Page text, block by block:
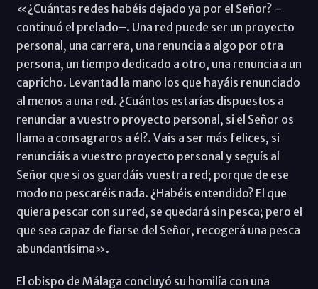
«¿Cuántas redes habéis dejado ya por el Señor? –
continuó el prelado–. Una red puede ser un proyecto
personal, una carrera, una renuncia a algo por otra
persona, un tiempo dedicado a otro, una renuncia a un
capricho. Levantad la mano los que hayáis renunciado
al menos a una red. ¿Cuántos estarías dispuestos a
renunciar a vuestro proyecto personal, si el Señor os
llama a consagraros a él?. Vais a ser más felices, si
renunciáis a vuestro proyecto personal y seguís al
Señor que si os guardáis vuestra red; porque de ese
modo no pescaréis nada. ¿Habéis entendido? El que
quiera pescar con su red, se quedará sin pesca; pero el
que sea capaz de fiarse del Señor, recogerá una pesca
abundantísima».
El obispo de Málaga concluyó su homilía con una